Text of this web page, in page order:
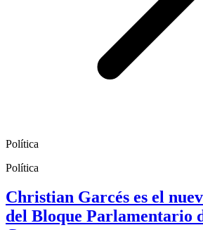
Política
Política
Christian Garcés es el
del Bloque Parlamentario